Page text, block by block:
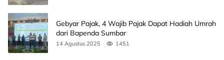
Gebyar Pajak, 4 Wajib Pajak Dapat Hadiah Umrah
dari Bapenda Sumbar
14 Agustus 2025 1451